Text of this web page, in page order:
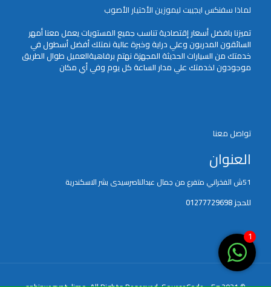
لماذا سفنكس ايجيبت ليموزين الأختيار الأصوب
تميزنا بافضل أسعار إقتصادية تناسب جميع المستويات يعمل معنا أمهر
السائقون المدربون وعلي دراية وخبرة عالية نمتلك أفضل أسطول في
خدمتك من السيارات الحديثة المجهزة نهتم برفاهيةالعميل طوال الطريق
موجودون لخدمتك علي مدار الساعة كل يوم وفي أي مكان
تواصل معنا
العنوان
51ش الفخراني متفرع من جمال عبدالناصرسيدى بشر الاسكندرية
للحجز 01277729698
1